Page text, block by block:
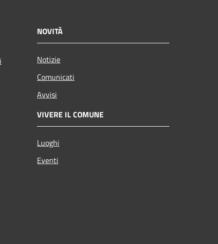
NOVITÀ
Notizie
Comunicati
Avvisi
VIVERE IL COMUNE
Luoghi
Eventi